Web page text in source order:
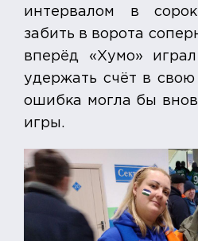
интервалом в
забить в ворота
вперёд «Хумо»
удержать счёт в
ошибка могла бы
игры.